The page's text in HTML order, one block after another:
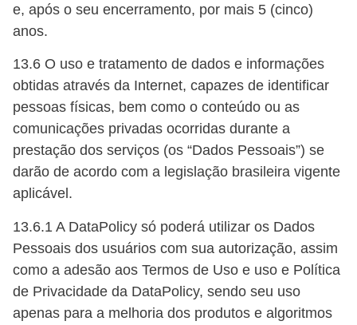
e, após o seu encerramento, por mais 5 (cinco)
anos.
13.6 O uso e tratamento de dados e informações
obtidas através da Internet, capazes de identificar
pessoas físicas, bem como o conteúdo ou as
comunicações privadas ocorridas durante a
prestação dos serviços (os “Dados Pessoais”) se
darão de acordo com a legislação brasileira vigente
aplicável.
13.6.1 A DataPolicy só poderá utilizar os Dados
Pessoais dos usuários com sua autorização, assim
como a adesão aos Termos de Uso e uso e Política
de Privacidade da DataPolicy, sendo seu uso
apenas para a melhoria dos produtos e algoritmos